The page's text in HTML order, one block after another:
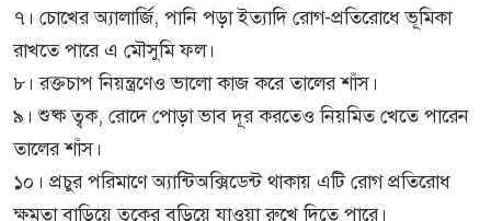
৭। চোখের অ্যালার্জি, পানি পড়া ইত্যাদি রোগ-প্রতিরোধে ভূমিকা
রাখতে পারে এ মৌসুমি ফল।
৮। রক্তচাপ নিয়ন্ত্রণেও ভালো কাজ করে তালের শাঁস।
৯। শুষ্ক ত্বক, রোদে পোড়া ভাব দূর করতেও নিয়মিত খেতে পারেন
তালের শাঁস।
১০। প্রচুর পরিমাণে অ্যান্টিঅক্সিডেন্ট থাকায় এটি রোগ প্রতিরোধ
ক্ষমতা বাড়িয়ে ত্বকের বুড়িয়ে যাওয়া রুখে দিতে পারে।